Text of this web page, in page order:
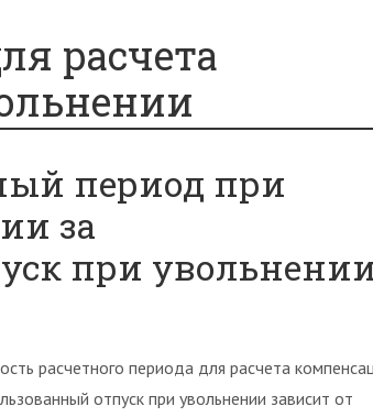
расчета
период при
за
при
расчетного периода для расчета
отпуск при увольнении зависит от